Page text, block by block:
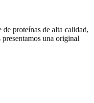
proteínas de alta calidad,
una original